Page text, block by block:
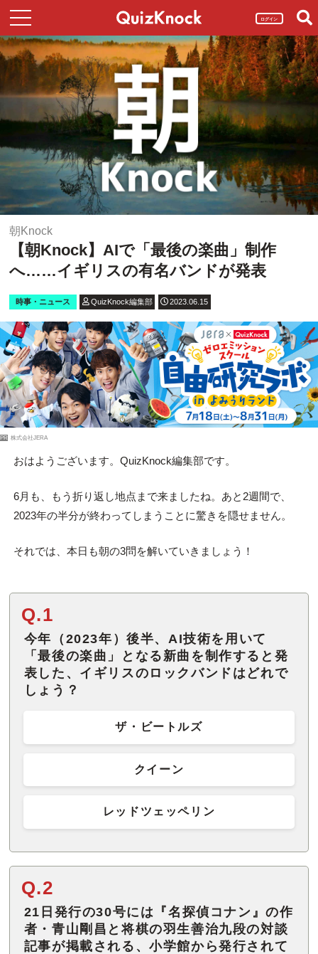
ログイン
朝Knock
【朝Knock】AIで「最後の楽曲」制作
へ……イギリスの有名バンドが発表
時事・ニュース QuizKnock編集部 2023.06.15
PR 株式会社JERA
おはようございます。QuizKnock編集部です。
6月も、もう折り返し地点まで来ましたね。あと2週間で、
2023年の半分が終わってしまうことに驚きを隠せません。
それでは、本日も朝の3問を解いていきましょう！
Q.1
今年（2023年）後半、AI技術を用いて
「最後の楽曲」となる新曲を制作すると発
表した、イギリスのロックバンドはどれで
しょう？
ザ・ビートルズ
クイーン
レッドツェッペリン
Q.2
21日発行の30号には『名探偵コナン』の作
者・青山剛昌と将棋の羽生善治九段の対談
記事が掲載される、小学館から発行されて